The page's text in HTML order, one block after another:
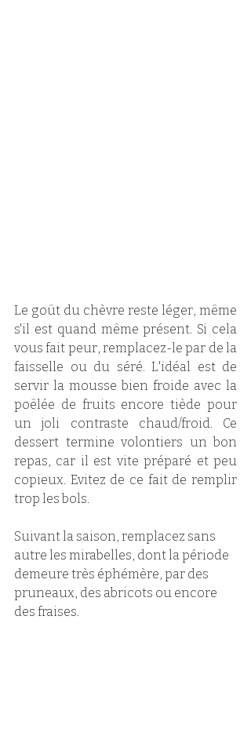
Le goût du chèvre reste léger, même
s'il est quand même présent. Si cela
vous fait peur, remplacez-le par de la
faisselle ou du séré. L'idéal est de
servir la mousse bien froide avec la
poêlée de fruits encore tiède pour
un joli contraste chaud/froid. Ce
dessert termine volontiers un bon
repas, car il est vite préparé et peu
copieux. Evitez de ce fait de remplir
trop les bols.
Suivant la saison, remplacez sans
autre les mirabelles, dont la période
demeure très éphémère, par des
pruneaux, des abricots ou encore
des fraises.